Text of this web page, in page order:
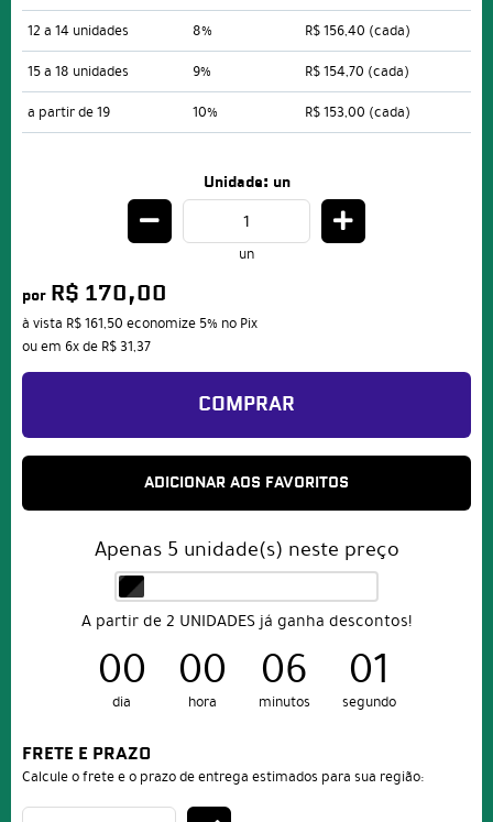
12 a 14 unidades
8% R$ 156,40 (cada)
15 a 18 unidades
9% R$ 154,70 (cada)
a partir de 19
10% R$ 153,00 (cada)
Unidade: un
un
por R$ 170,00
à vista R$ 161,50 economize 5% no Pix
ou em 6xde R$ 31,37
COMPRAR
ADICIONAR AOS FAVORITOS
Apenas 5 unidade(s) neste preço
A partir de 2 UNIDADES já ganha descontos!
00
dia
00
hora
06
minutos
01
segundo
FRETE E PRAZO
Calcule o frete e o prazo de entrega estimados para sua região: